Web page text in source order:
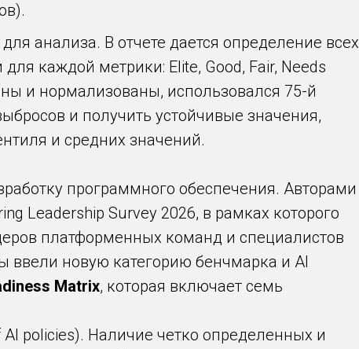
анализа. В отчете дается определение всех
каждой метрики: Elite, Good, Fair, Needs
и нормализованы, использовался 75-й
и получить устойчивые значения,
и средних значений.
программного обеспечения. Авторами
Leadership Survey 2026, в рамках которого
платформенных команд и специалистов
ввели новую категорию бенчмарка и AI
Matrix, которая включает семь
policies). Наличие четко определенных и